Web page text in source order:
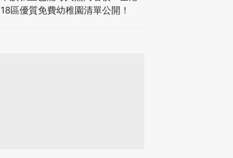
18區優質免費幼稚園清單公開！